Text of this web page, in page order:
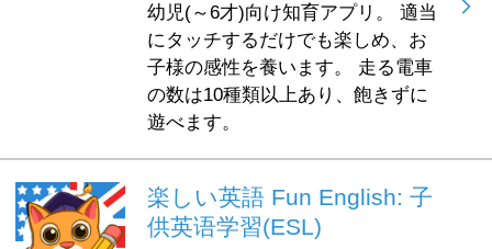
幼児(～6才)向け知育アプリ。 適当
にタッチするだけでも楽しめ、お
子様の感性を養います。 走る電車
の数は10種類以上あり、飽きずに
遊べます。
楽しい英語 Fun English: 子
供英语学習(ESL)